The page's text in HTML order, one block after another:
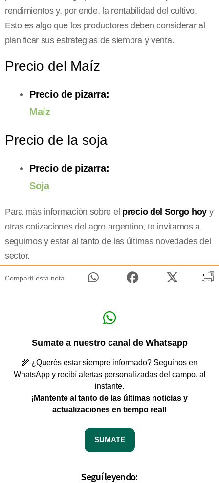
rendimientos y, por ende, la rentabilidad del cultivo.
Esto es algo que los productores deben considerar al
planificar sus estrategias de siembra y venta.
Precio del Maíz
Precio de pizarra:
Maíz
Precio de la soja
Precio de pizarra:
Soja
Para más información sobre el precio del Sorgo hoy y
otras cotizaciones del agro argentino, te invitamos a
seguirnos y estar al tanto de las últimas novedades del
sector.
Compartí esta nota
Sumate a nuestro canal de Whatsapp
🌾 ¿Querés estar siempre informado? Seguinos en
WhatsApp y recibí alertas personalizadas del campo, al
instante.
¡Mantente al tanto de las últimas noticias y
actualizaciones en tiempo real!
SUMATE
Seguí leyendo: